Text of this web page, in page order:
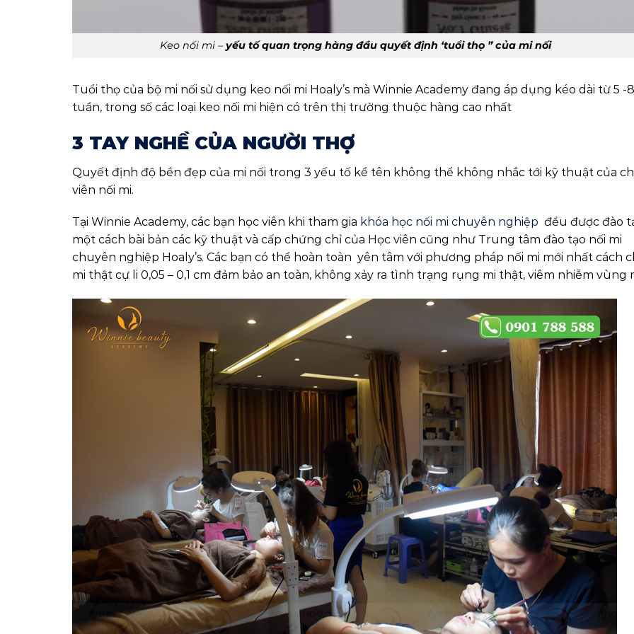
Keo nối mi – yếu tố quan trọng hàng đầu quyết định ‘tuổi thọ ” của mi nối
Tuổi thọ của bộ mi nối sử dụng keo nối mi Hoaly’s mà Winnie Academy đang áp dụng kéo dài từ 5 -8
tuần, trong số các loại keo nối mi hiện có trên thị trường thuộc hàng cao nhất
3 TAY NGHỀ CỦA NGƯỜI THỢ
Quyết định độ bền đẹp của mi nối trong 3 yếu tố kể tên không thể không nhắc tới kỹ thuật của
viên nối mi.
Tại Winnie Academy, các bạn học viên khi tham gia khóa học nối mi chuyên nghiệp đều được đào
một cách bài bản các kỹ thuật và cấp chứng chỉ của Học viên cũng như Trung tâm đào tạo nối mi
chuyên nghiệp Hoaly’s. Các bạn có thể hoàn toàn yên tâm với phương pháp nối mi mới nhất cách
mi thật cự li 0,05 – 0,1 cm đảm bảo an toàn, không xảy ra tình trạng rụng mi thật, viêm nhiễm vùng